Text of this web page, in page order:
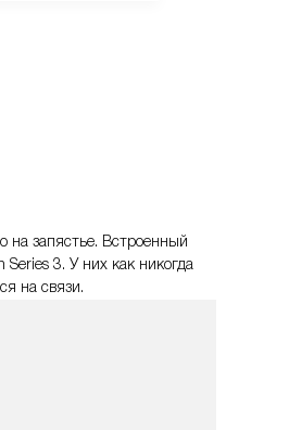
на запястье. Встроенный
3. У них как никогда
на связи.